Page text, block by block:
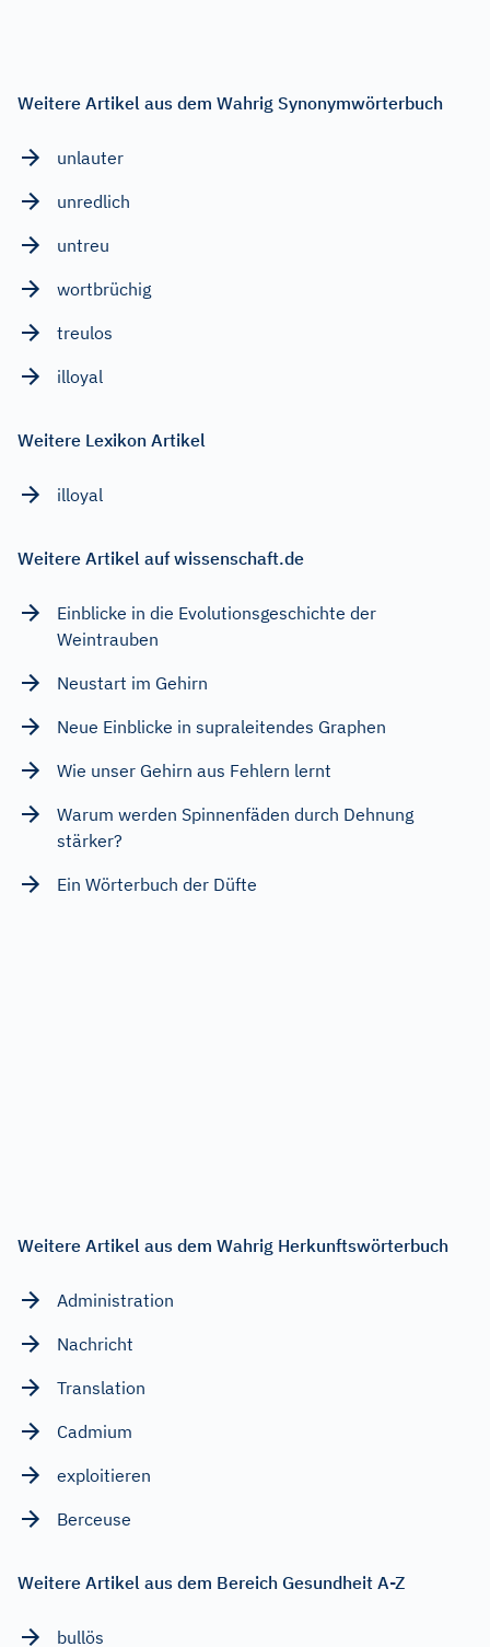
Weitere Artikel aus dem Wahrig Synonymwörterbuch
unlauter
unredlich
untreu
wortbrüchig
treulos
illoyal
Weitere Lexikon Artikel
illoyal
Weitere Artikel auf wissenschaft.de
Einblicke in die Evolutionsgeschichte der
Weintrauben
Neustart im Gehirn
Neue Einblicke in supraleitendes Graphen
Wie unser Gehirn aus Fehlern lernt
Warum werden Spinnenfäden durch Dehnung
stärker?
Ein Wörterbuch der Düfte
Weitere Artikel aus dem Wahrig Herkunftswörterbuch
Administration
Nachricht
Translation
Cadmium
exploitieren
Berceuse
Weitere Artikel aus dem Bereich Gesundheit A-Z
bullös